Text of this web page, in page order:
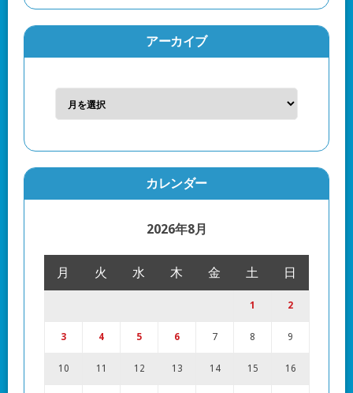
アーカイブ
カレンダー
2026年8月
月 火 水 木 金 土 日
1 2
3 4 5 6 7 8 9
10 11 12 13 14 15 16